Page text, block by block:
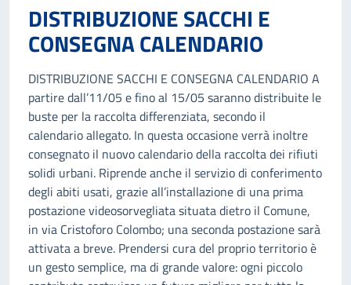
DISTRIBUZIONE SACCHI E
CONSEGNA CALENDARIO
DISTRIBUZIONE SACCHI E CONSEGNA CALENDARIO A
partire dall’11/05 e fino al 15/05 saranno distribuite le
buste per la raccolta differenziata, secondo il
calendario allegato. In questa occasione verrà inoltre
consegnato il nuovo calendario della raccolta dei rifiuti
solidi urbani. Riprende anche il servizio di conferimento
degli abiti usati, grazie all’installazione di una prima
postazione videosorvegliata situata dietro il Comune,
in via Cristoforo Colombo; una seconda postazione sarà
attivata a breve. Prendersi cura del proprio territorio è
un gesto semplice, ma di grande valore: ogni piccolo